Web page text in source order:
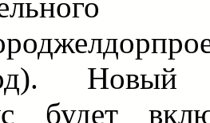
Новый
будет